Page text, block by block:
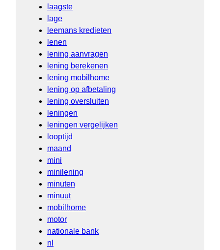
laagste
lage
leemans kredieten
lenen
lening aanvragen
lening berekenen
lening mobilhome
lening op afbetaling
lening oversluiten
leningen
leningen vergelijken
looptijd
maand
mini
minilening
minuten
minuut
mobilhome
motor
nationale bank
nl